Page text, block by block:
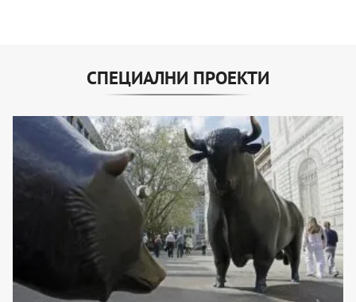
СПЕЦИАЛНИ ПРОЕКТИ